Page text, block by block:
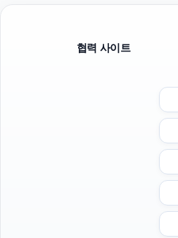
협력 사이트